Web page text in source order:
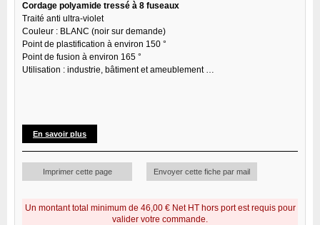
Cordage polyamide tressé à 8 fuseaux
Traité anti ultra-violet
Couleur : BLANC (noir sur demande)
Point de plastification à environ 150 °
Point de fusion à environ 165 °
Utilisation : industrie, bâtiment et ameublement …
En savoir plus
Imprimer cette page Envoyer cette fiche par mail
Un montant total minimum de 46,00 € Net HT hors port est requis pour
valider votre commande.